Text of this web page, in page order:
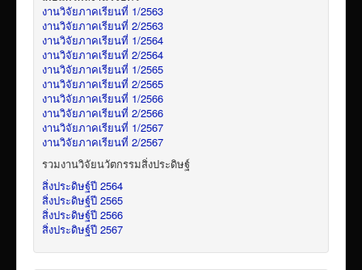
งานวิจัยภาคเรียนที่ 1/2563
งานวิจัยภาคเรียนที่ 2/2563
งานวิจัยภาคเรียนที่ 1/2564
งานวิจัยภาคเรียนที่ 2/2564
งานวิจัยภาคเรียนที่ 1/2565
งานวิจัยภาคเรียนที่ 2/2565
งานวิจัยภาคเรียนที่ 1/2566
งานวิจัยภาคเรียนที่ 2/2566
งานวิจัยภาคเรียนที่ 1/2567
งานวิจัยภาคเรียนที่ 2/2567
รวมงานวิจัยนวัตกรรมสิ่งประดิษฐ์
สิ่งประดิษฐ์ปี 2564
สิ่งประดิษฐ์ปี 2565
สิ่งประดิษฐ์ปี 2566
สิ่งประดิษฐ์ปี 2567